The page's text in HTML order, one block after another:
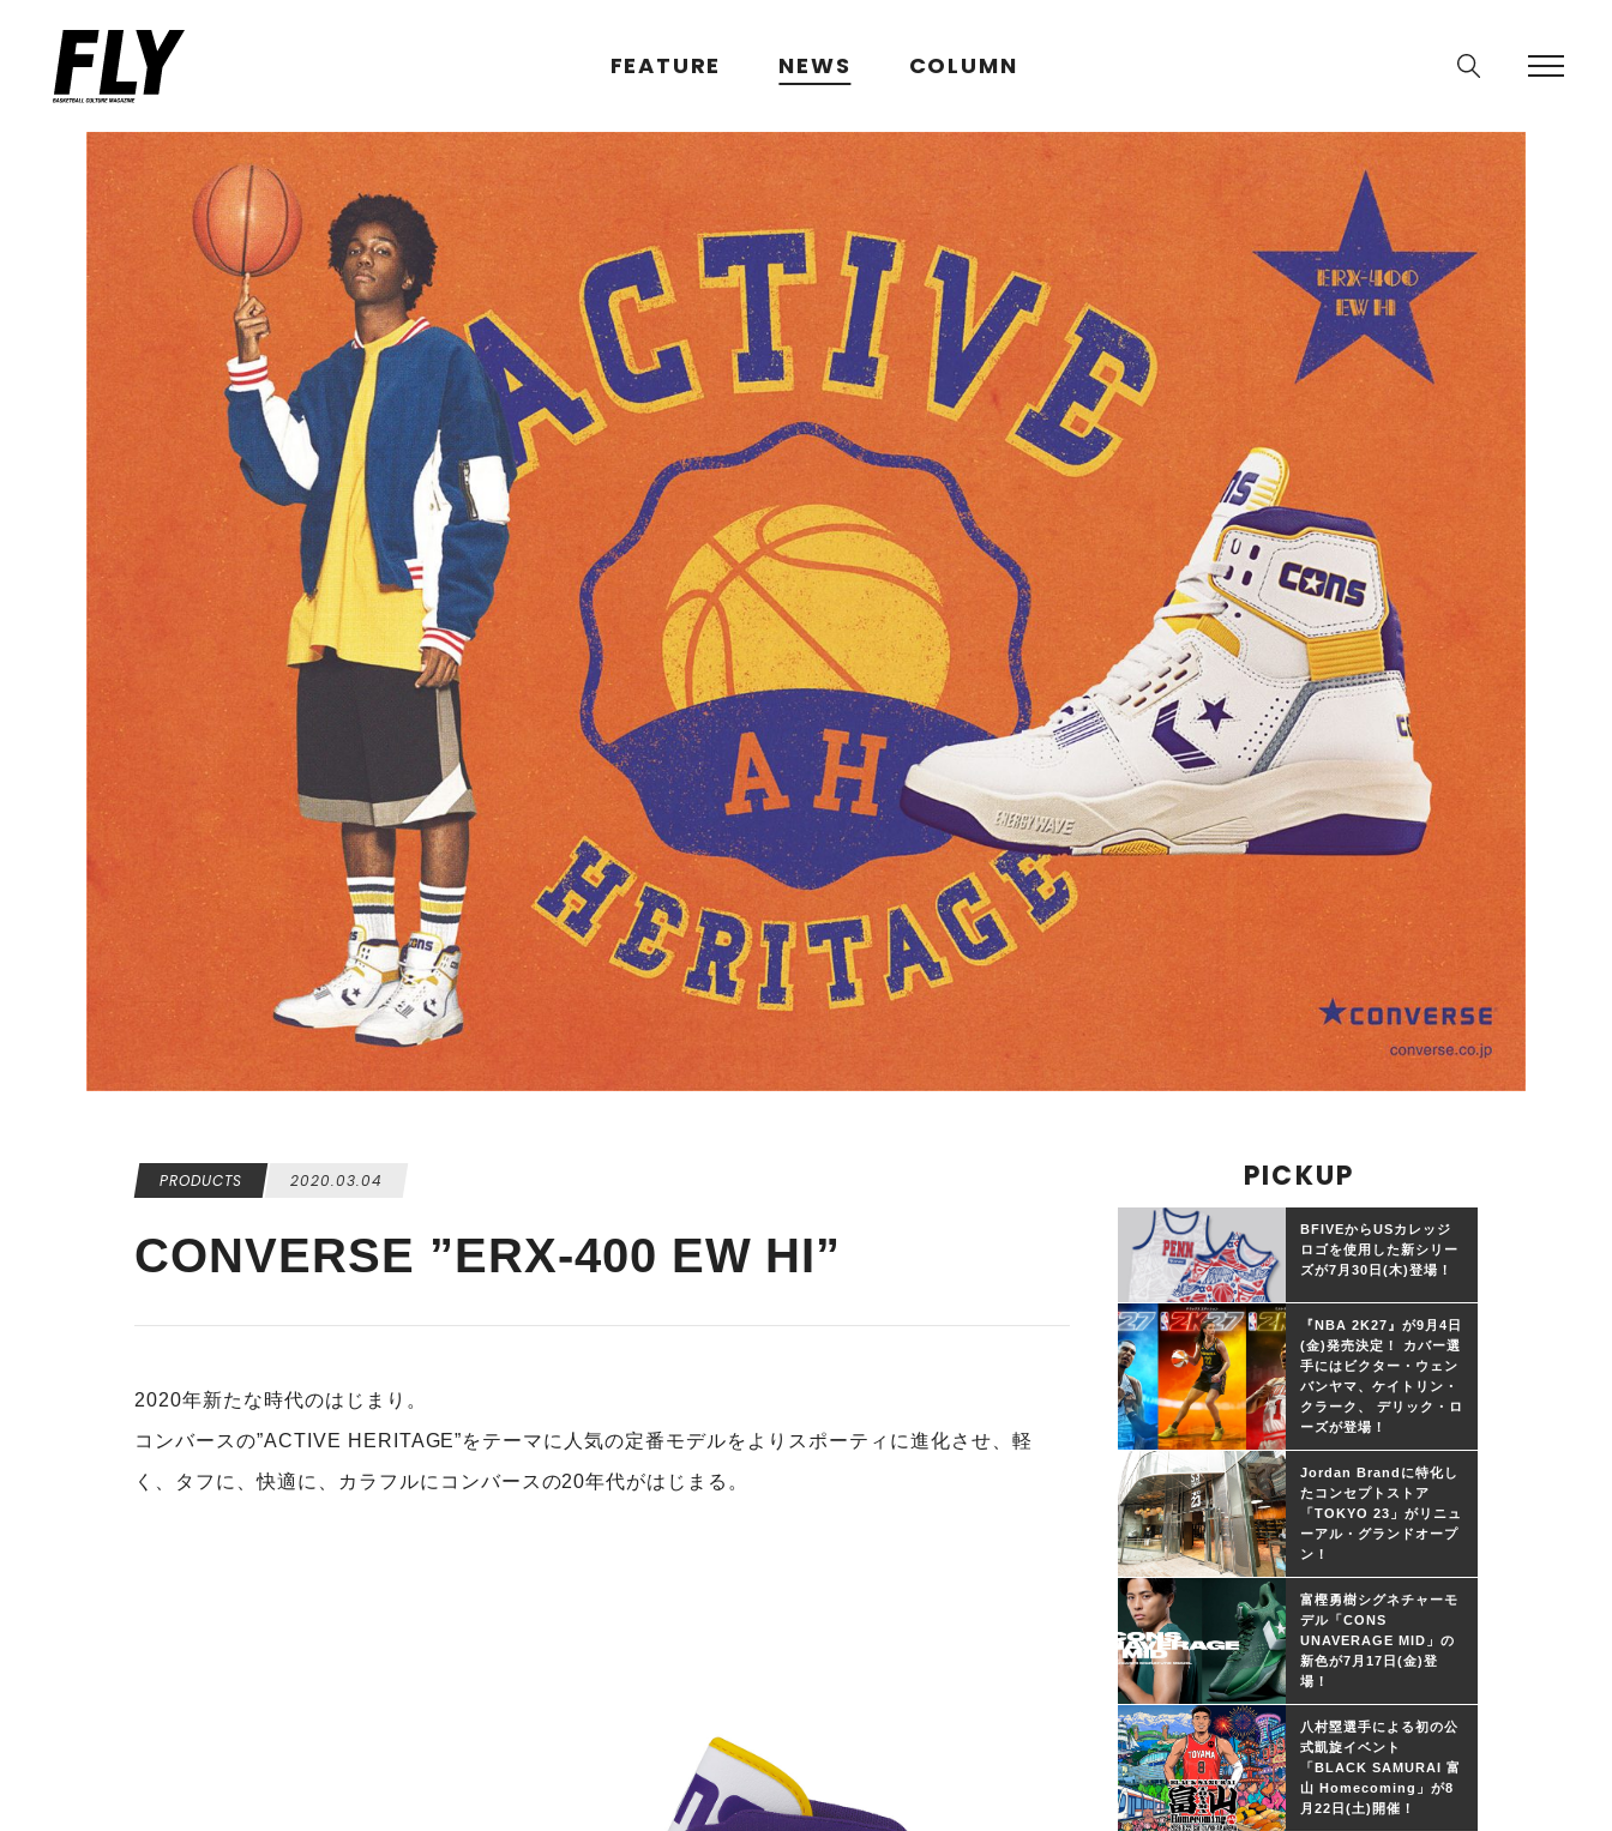
FEATURE NEWS COLUMN
PRODUCTS 2020.03.04
CONVERSE ”ERX-400 EW HI”
2020年新たな時代のはじまり。
コンバースの”ACTIVE HERITAGE”をテーマに人気の定番モデルをよりスポーティに進化させ、軽
く、タフに、快適に、カラフルにコンバースの20年代がはじまる。
PICKUP
BFIVEからUSカレッジ
ロゴを使用した新シリー
ズが7月30日(木)登場！
『NBA 2K27』が9月4日
(金)発売決定！ カバー選
手にはビクター・ウェン
バンヤマ、ケイトリン・
クラーク、 デリック・ロ
ーズが登場！
Jordan Brandに特化し
たコンセプトストア
「TOKYO 23」がリニュ
ーアル・グランドオープ
ン！
富樫勇樹シグネチャーモ
デル「CONS
UNAVERAGE MID」の
新色が7月17日(金)登
場！
八村塁選手による初の公
式凱旋イベント
「BLACK SAMURAI 富
山 Homecoming」が8
月22日(土)開催！